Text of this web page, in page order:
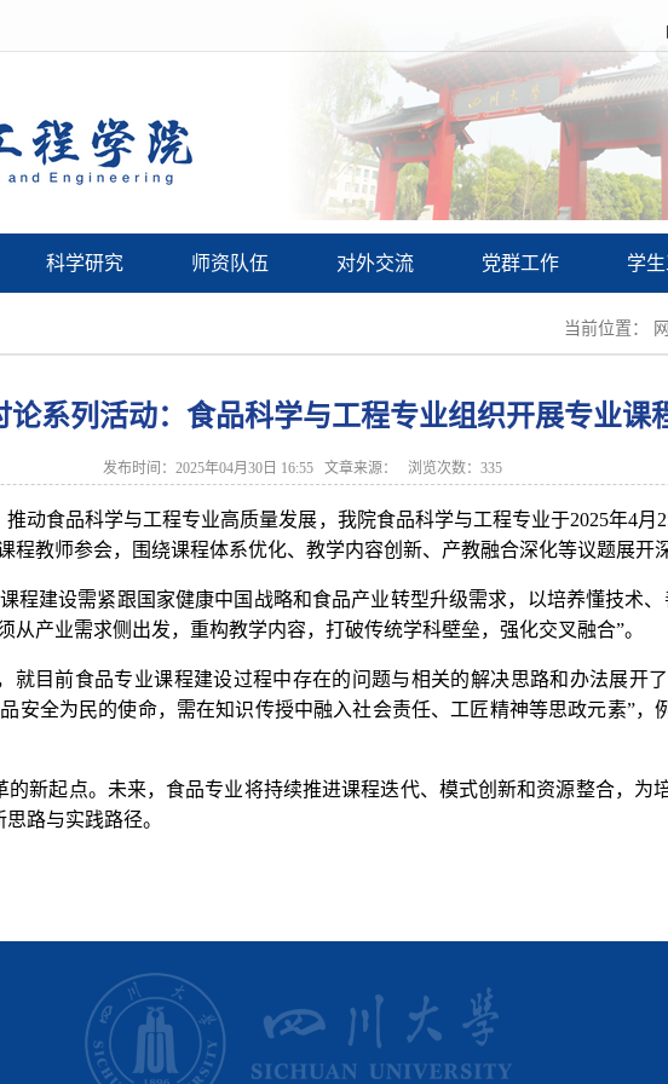
科学研究 师资队伍 对外交流 党群工作 学
当前位置：
论系列活动：食品科学与工程专业组织开展专业课
发布时间：2025年04月30日 16:55 文章来源： 浏览次数： 335
动食品科学与工程专业高质量发展，我院食品科学与工程专业于2025年4月
程教师参会，围绕课程体系优化、教学内容创新、产教融合深化等议题展开
程建设需紧跟国家健康中国战略和食品产业转型升级需求，以培养懂技术、
从产业需求侧出发，重构教学内容，打破传统学科壁垒，强化交叉融合”。
就目前食品专业课程建设过程中存在的问题与相关的解决思路和办法展开
安全为民的使命，需在知识传授中融入社会责任、工匠精神等思政元素”，
新起点。未来，食品专业将持续推进课程迭代、模式创新和资源整合，为
路与实践路径。